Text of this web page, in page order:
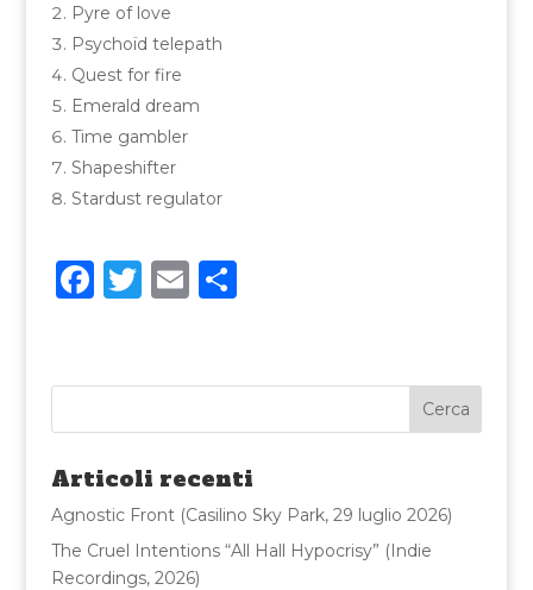
Pyre of love
Psychoïd telepath
Quest for fire
Emerald dream
Time gambler
Shapeshifter
Stardust regulator
F
e
b
o
o
k
T
te
r
E
l
C
di
vi
di
Articoli recenti
Agnostic Front (Casilino Sky Park, 29 luglio 2026)
The Cruel Intentions “All Hall Hypocrisy” (Indie
Recordings, 2026)